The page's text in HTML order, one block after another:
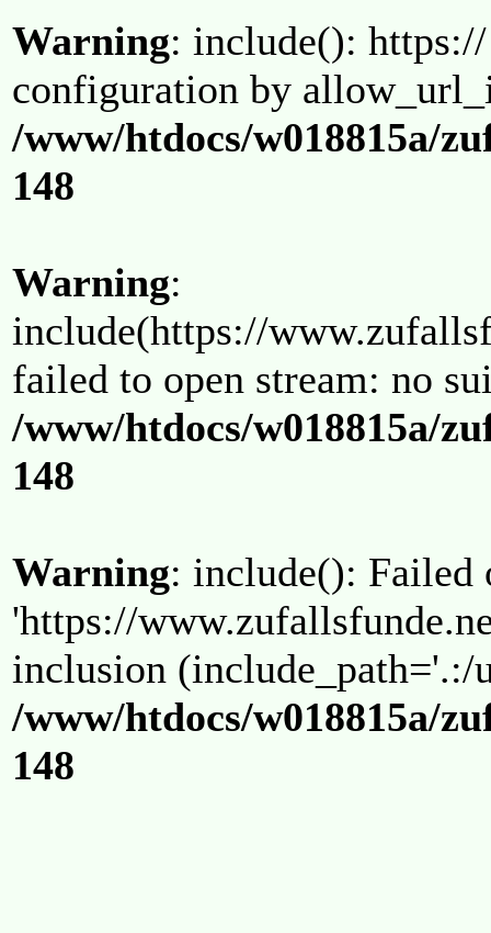
Warning: include():
configuration by
/www/htdocs/w018815a/
148
Warning:
include(https://
failed to open stream: no
/www/htdocs/w018815a/
148
Warning: include(): Failed
'https://
inclusion (include_path='.:/
/www/htdocs/w018815a/
148